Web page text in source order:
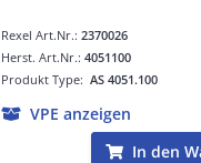
Rexel Art.Nr.: 2370026
Produkt Type: AS 4051.100
Herst. Art.Nr.: 4051100
VPE anzeigen
In den